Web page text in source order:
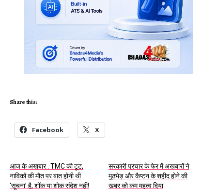
Share this:
Facebook X
आज के अखबार : TMC की टूट,
नाविकों की मौत पर बात होनी थी
‘सूचना’ है, शॉक या शोक संदेश नहीं!
सरकारी प्रचार के फेर में अखबारों ने
मुठभेड़ और कैप्टन के शहीद होने की
खबर को कम महत्व दिया